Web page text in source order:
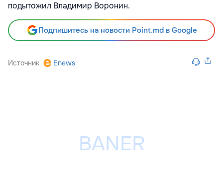
подытожил Владимир Воронин.
Подпишитесь на новости Point.md в Google
Источник Enews